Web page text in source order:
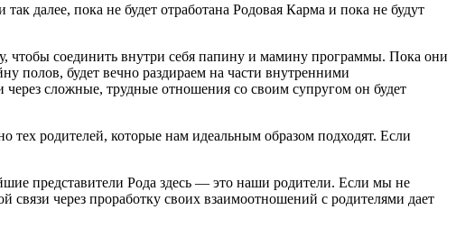
далее, пока не будет отработана Родовая Карма и пока не будут
чтобы соединить внутри себя папину и мамину программы. Пока они
полов, будет вечно раздираем на части внутренними
сложные, трудные отношения со своим супругом он будет
родителей, которые нам идеальным образом подходят. Если
представители Рода здесь — это наши родители. Если мы не
через проработку своих взаимоотношений с родителями дает